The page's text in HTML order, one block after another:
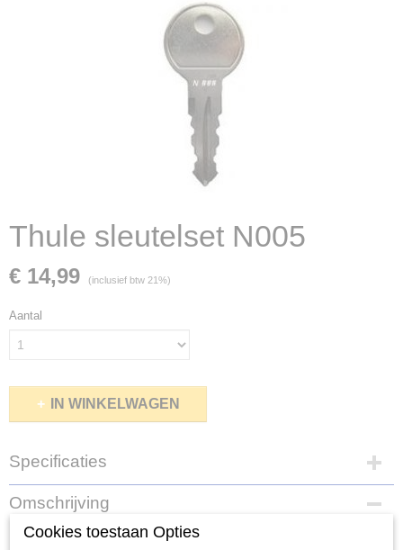
Thule sleutelset N005
€ 14,99 (inclusief btw 21%)
Aantal
IN WINKELWAGEN
Specificaties
Productcode
N005
Omschrijving
Bent u uw Thule sleutel N005 van uw dakkoffer, dakdragers of
Cookies toestaan Opties